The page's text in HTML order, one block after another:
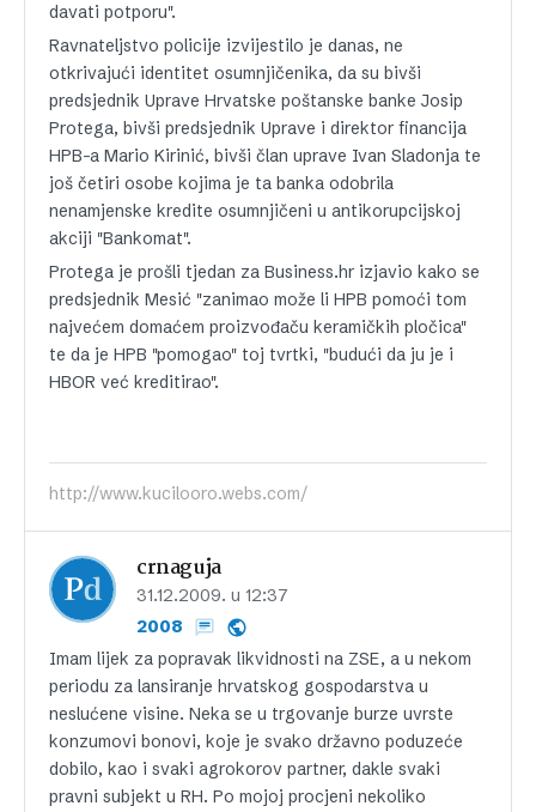
davati potporu".
Ravnateljstvo policije izvijestilo je danas, ne
otkrivajući identitet osumnjičenika, da su bivši
predsjednik Uprave Hrvatske poštanske banke Josip
Protega, bivši predsjednik Uprave i direktor financija
HPB-a Mario Kirinić, bivši član uprave Ivan Sladonja te
još četiri osobe kojima je ta banka odobrila
nenamjenske kredite osumnjičeni u antikorupcijskoj
akciji "Bankomat".
Protega je prošli tjedan za Business.hr izjavio kako se
predsjednik Mesić "zanimao može li HPB pomoći tom
najvećem domaćem proizvođaču keramičkih pločica"
te da je HPB "pomogao" toj tvrtki, "budući da ju je i
HBOR već kreditirao".
http://www.kucilooro.webs.com/
crnaguja
31.12.2009. u 12:37
2008
Imam lijek za popravak likvidnosti na ZSE, a u nekom
periodu za lansiranje hrvatskog gospodarstva u
neslućene visine. Neka se u trgovanje burze uvrste
konzumovi bonovi, koje je svako državno poduzeće
dobilo, kao i svaki agrokorov partner, dakle svaki
pravni subjekt u RH. Po mojoj procjeni nekoliko